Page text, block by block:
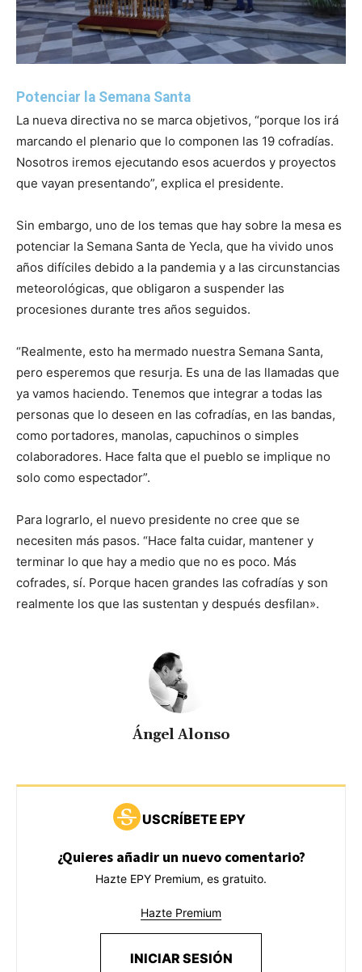
Potenciar la Semana Santa
La nueva directiva no se marca objetivos, “porque los irá
marcando el plenario que lo componen las 19 cofradías.
Nosotros iremos ejecutando esos acuerdos y proyectos
que vayan presentando”, explica el presidente.
Sin embargo, uno de los temas que hay sobre la mesa es
potenciar la Semana Santa de Yecla, que ha vivido unos
años difíciles debido a la pandemia y a las circunstancias
meteorológicas, que obligaron a suspender las
procesiones durante tres años seguidos.
“Realmente, esto ha mermado nuestra Semana Santa,
pero esperemos que resurja. Es una de las llamadas que
ya vamos haciendo. Tenemos que integrar a todas las
personas que lo deseen en las cofradías, en las bandas,
como portadores, manolas, capuchinos o simples
colaboradores. Hace falta que el pueblo se implique no
solo como espectador”.
Para lograrlo, el nuevo presidente no cree que se
necesiten más pasos. “Hace falta cuidar, mantener y
terminar lo que hay a medio que no es poco. Más
cofrades, sí. Porque hacen grandes las cofradías y son
realmente los que las sustentan y después desfilan».
Ángel Alonso
USCRÍBETE EPY
¿Quieres añadir un nuevo comentario?
Hazte EPY Premium, es gratuito.
Hazte Premium
INICIAR SESIÓN